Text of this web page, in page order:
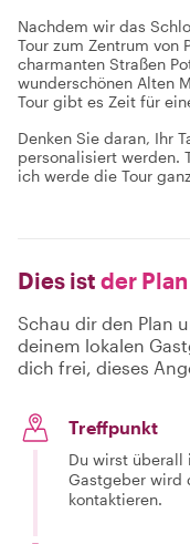
Nachdem wir das
Tour zum Zentrum von
charmanten Straßen
wunderschönen Alten
Tour gibt es Zeit für
Denken Sie daran, Ihr
personalisiert werden.
ich werde die Tour
Dies ist der Plan
Schau dir den Plan
deinem lokalen
dich frei, dieses
Treffpunkt
Du wirst überall
Gastgeber wird
kontaktieren.